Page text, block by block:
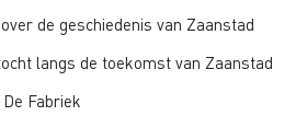
de geschiedenis van Zaanstad
langs de toekomst van Zaanstad
Fabriek